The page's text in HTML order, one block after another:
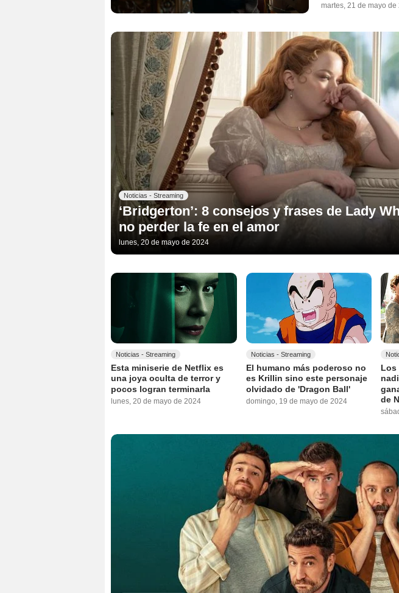
martes, 21 de mayo de
Noticias - Streaming
‘Bridgerton’: 8 consejos y frases de Lady
no perder la fe en el amor
lunes, 20 de mayo de 2024
Noticias - Streaming
Esta miniserie de Netflix es
una joya oculta de terror y
pocos logran terminarla
lunes, 20 de mayo de 2024
Noticias - Streaming
El humano más poderoso no
es Krillin sino este personaje
olvidado de 'Dragon Ball'
domingo, 19 de mayo de 2024
Los
de